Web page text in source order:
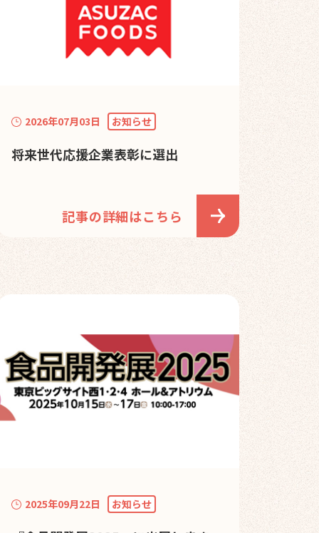
2026年07月03日 お知らせ
将来世代応援企業表彰に選出
記事の詳細はこちら
2025年09月22日 お知らせ